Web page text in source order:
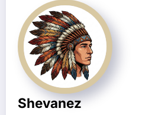
Shevanez